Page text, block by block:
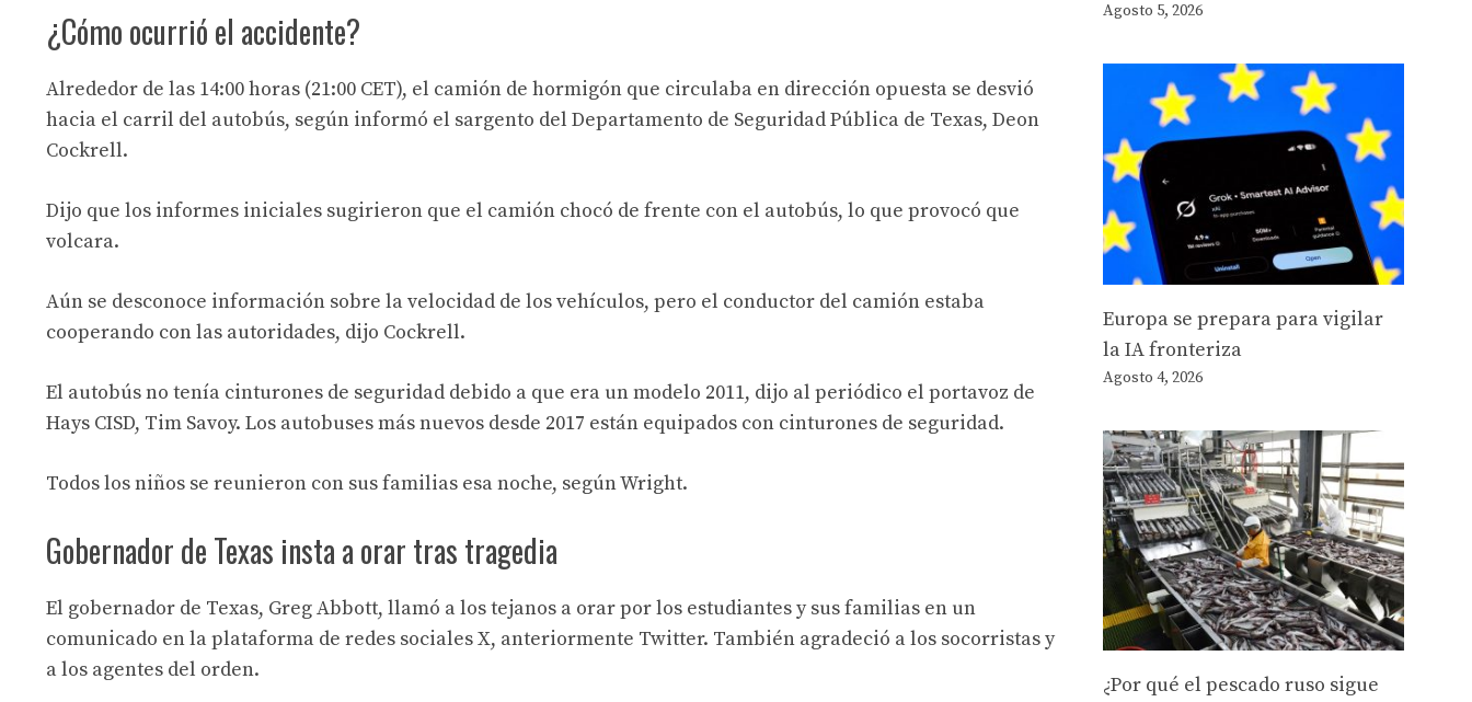
¿Cómo ocurrió el accidente?
Alrededor de las 14:00 horas (21:00 CET), el camión de hormigón que circulaba en dirección opuesta se desvió
hacia el carril del autobús, según informó el sargento del Departamento de Seguridad Pública de Texas, Deon
Cockrell.
Dijo que los informes iniciales sugirieron que el camión chocó de frente con el autobús, lo que provocó que
volcara.
Aún se desconoce información sobre la velocidad de los vehículos, pero el conductor del camión estaba
cooperando con las autoridades, dijo Cockrell.
El autobús no tenía cinturones de seguridad debido a que era un modelo 2011, dijo al periódico el portavoz de
Hays CISD, Tim Savoy. Los autobuses más nuevos desde 2017 están equipados con cinturones de seguridad.
Todos los niños se reunieron con sus familias esa noche, según Wright.
Gobernador de Texas insta a orar tras tragedia
El gobernador de Texas, Greg Abbott, llamó a los tejanos a orar por los estudiantes y sus familias en un
comunicado en la plataforma de redes sociales X, anteriormente Twitter. También agradeció a los socorristas y
a los agentes del orden.
Agosto 5, 2026
Europa se prepara para vigilar
la IA fronteriza
Agosto 4, 2026
¿Por qué el pescado ruso sigue